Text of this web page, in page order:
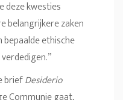
deze kwesties
belangrijkere zaken
ethische
briefDesiderio